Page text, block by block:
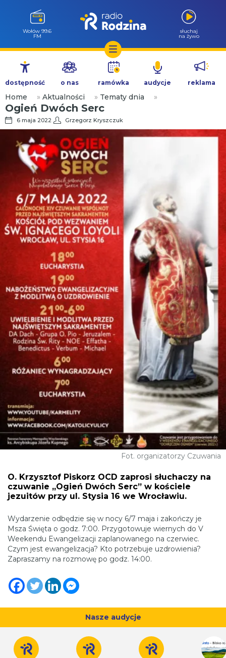
Przejdź
treści
Wołów 99.6
FM
słuchaj
na żywo
dostępność o nas ramówka audycje reklama
Home » Aktualności » Tematy dnia »
Ogień Dwóch Serc
6 maja 2022 Grzegorz Kryszczuk
Fot. organizatorzy Czuwania
O. Krzysztof Piskorz OCD zaprosi słuchaczy na
czuwanie „Ogień Dwóch Serc” w kościele
jezuitów przy ul. Stysia 16 we Wrocławiu.
Wydarzenie odbędzie się w nocy 6/7 maja i zakończy je
Msza Święta o godz. 7:00. Przygotowuje wiernych do V
Weekendu Ewangelizacji zaplanowanego na czerwiec.
Czym jest ewangelizacja? Kto potrzebuje uzdrowienia?
Zapraszamy na rozmowę po godz. 14:00.
Nasze audycje